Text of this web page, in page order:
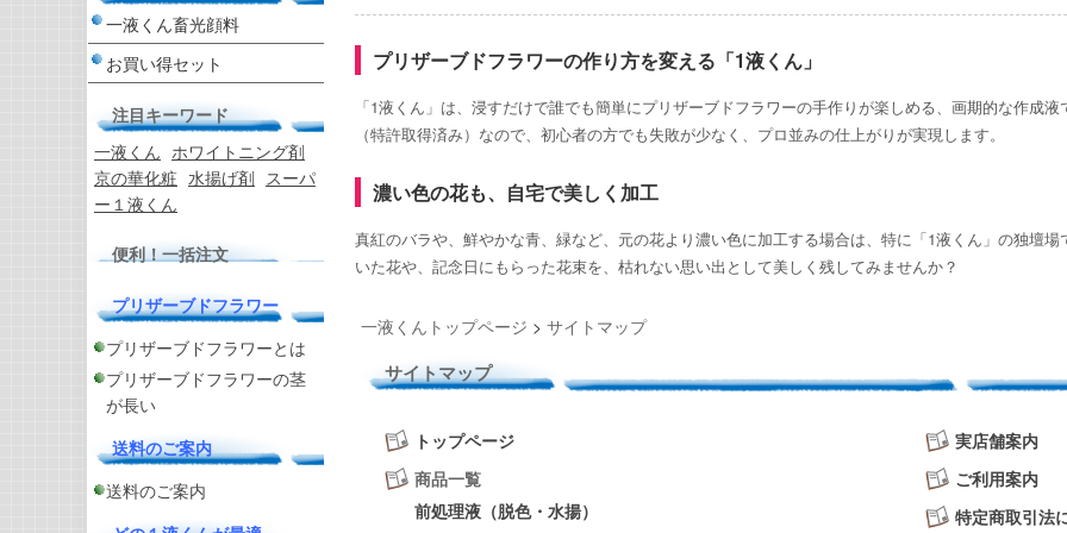
一液くん畜光顔料
お買い得セット
注目キーワード
一液くん ホワイトニング剤
京の華化粧 水揚げ剤 スーパ
ー１液くん
便利！一括注文
プリザーブドフラワー
プリザーブドフラワーとは
プリザーブドフラワーの茎
が長い
送料のご案内
送料のご案内
プリザーブドフラワーの作り方を変える「1液くん」
「1液くん」は、浸すだけで誰でも簡単にプリザーブドフラワーの手作りが楽しめる、画期的な作成
（特許取得済み）なので、初心者の方でも失敗が少なく、プロ並みの仕上がりが実現します。
濃い色の花も、自宅で美しく加工
真紅のバラや、鮮やかな青、緑など、元の花より濃い色に加工する場合は、特に「1液くん」の独壇
いた花や、記念日にもらった花束を、枯れない思い出として美しく残してみませんか？
一液くんトップページ > サイトマップ
サイトマップ
トップページ
商品一覧
前処理液（脱色・水揚）
実店舗案内
ご利用案内
特定商取引法